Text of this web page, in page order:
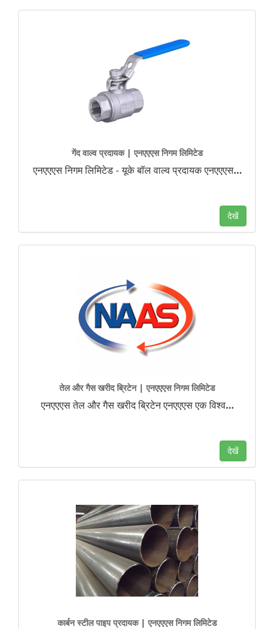
गेंद वाल्व प्रदायक | एनएएएस निगम लिमिटेड
एनएएएस निगम लिमिटेड - यूके बॉल वाल्व प्रदायक एनएएएस…
देखें
तेल और गैस खरीद ब्रिटेन | एनएएएस निगम लिमिटेड
एनएएएस तेल और गैस खरीद ब्रिटेन एनएएएस एक विश्व…
देखें
कार्बन स्टील पाइप प्रदायक | एनएएएस निगम लिमिटेड